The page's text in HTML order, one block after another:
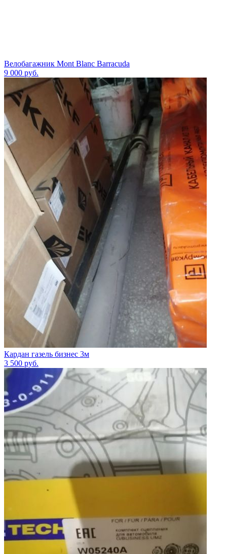
Велобагажник Mont Blanc Barracuda
9 000 руб.
Кардан газель бизнес 3м
3 500 руб.